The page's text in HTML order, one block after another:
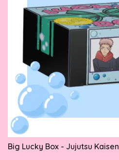
Big Lucky Box - Jujutsu Kaisen